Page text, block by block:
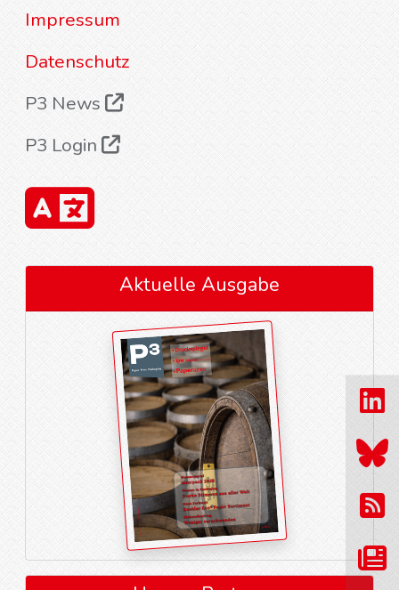
Impressum
Datenschutz
P3 News
P3 Login
Aktuelle Ausgabe